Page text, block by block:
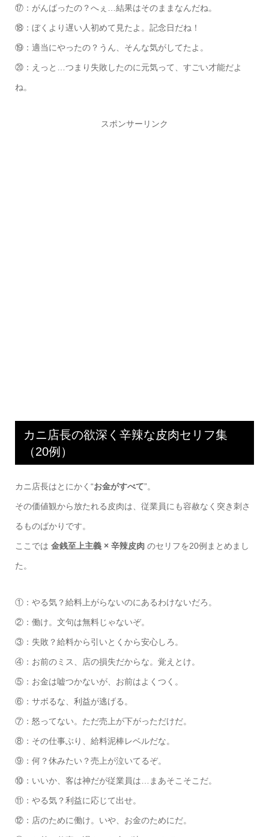
⑰：がんばったの？へぇ…結果はそのままなんだね。
⑱：ぼくより遅い人初めて見たよ。記念日だね！
⑲：適当にやったの？うん、そんな気がしてたよ。
⑳：えっと…つまり失敗したのに元気って、すごい才能だよ
ね。
スポンサーリンク
カニ店長の欲深く辛辣な皮肉セリフ集
（20例）
カニ店長はとにかく“お金がすべて”。
その価値観から放たれる皮肉は、従業員にも容赦なく突き刺さ
るものばかりです。
ここでは 金銭至上主義 × 辛辣皮肉のセリフを20例まとめまし
た。
①：やる気？給料上がらないのにあるわけないだろ。
②：働け。文句は無料じゃないぞ。
③：失敗？給料から引いとくから安心しろ。
④：お前のミス、店の損失だからな。覚えとけ。
⑤：お金は嘘つかないが、お前はよくつく。
⑥：サボるな、利益が逃げる。
⑦：怒ってない。ただ売上が下がっただけだ。
⑧：その仕事ぶり、給料泥棒レベルだな。
⑨：何？休みたい？売上が泣いてるぞ。
⑩：いいか、客は神だが従業員は…まあそこそこだ。
⑪：やる気？利益に応じて出せ。
⑫：店のために働け。いや、お金のためにだ。